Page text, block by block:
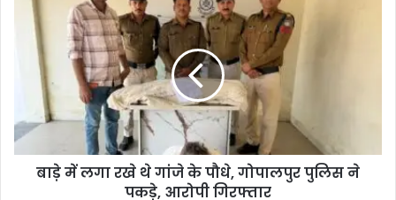
बाड़े में लगा रखे थे गांजे के पौधे, गोपालपुर पुलिस ने
पकड़े, आरोपी गिरफ्तार